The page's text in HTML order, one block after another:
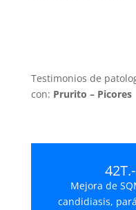
Testimonios de
con: Prurito – Picores
Mejora de
candidiasis,